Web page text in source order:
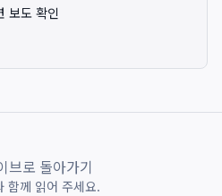
보도 확인
브로 돌아가기
함께 읽어 주세요.